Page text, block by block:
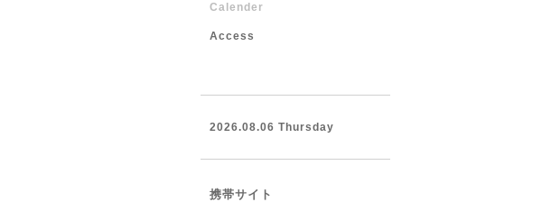
Calender
Access
2026.08.06 Thursday
携帯サイト